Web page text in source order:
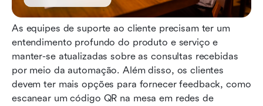
As equipes de suporte ao cliente precisam ter um
entendimento profundo do produto e serviço e
manter-se atualizadas sobre as consultas recebidas
por meio da automação. Além disso, os clientes
devem ter mais opções para fornecer feedback, como
escanear um código QR na mesa em redes de